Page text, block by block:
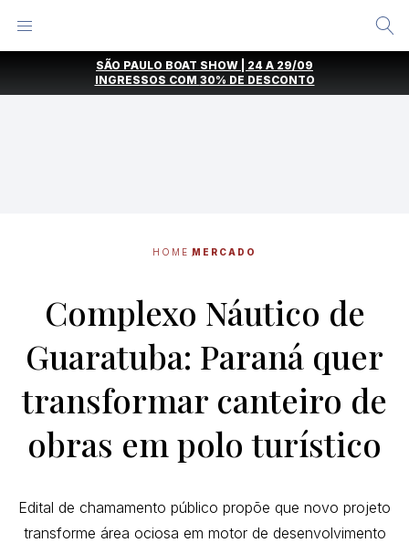
SÃO PAULO BOAT SHOW | 24 A 29/09
INGRESSOS COM 30% DE DESCONTO
HOME MERCADO
Complexo Náutico de
Guaratuba: Paraná quer
transformar canteiro de
obras em polo turístico
Edital de chamamento público propõe que novo projeto
transforme área ociosa em motor de desenvolvimento